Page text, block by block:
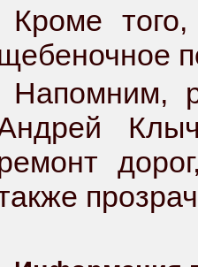
Кроме
Напомним,